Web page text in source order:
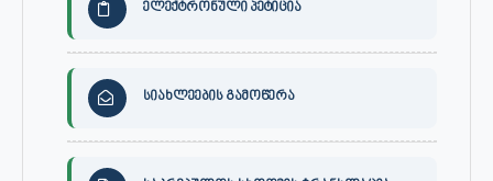
ელექტრონული პეტიცია
სიახლეების გამოწერა